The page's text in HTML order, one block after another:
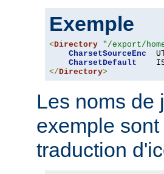
Exemple
<Directory "/export/
CharsetSourceEnc
CharsetDefault
</Directory>
Les noms de
exemple
traduction